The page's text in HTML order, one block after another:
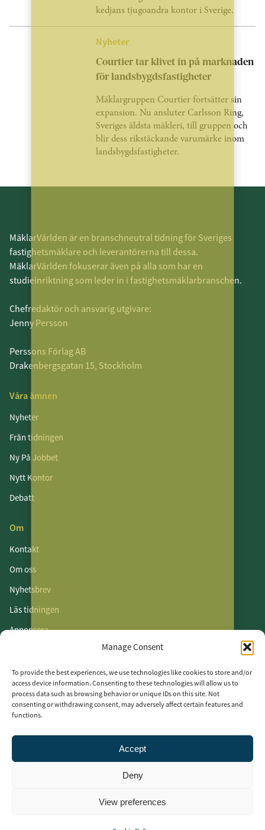
Manage Consent
To provide the best experiences, we use technologies like cookies to store and/or
access device information. Consenting to these technologies will allow us to
process data such as browsing behavior or unique IDs on this site. Not
consenting or withdrawing consent, may adversely affect certain features and
functions.
Accept
Deny
View preferences
kedjans tjugoandra kontor i Sverige.
Nyheter
Courtier tar klivet in på marknaden
för landsbygdsfastigheter
Mäklargruppen Courtier fortsätter sin
expansion. Nu ansluter Carlsson Ring,
Sveriges äldsta mäkleri, till gruppen och
blir dess rikstäckande varumärke inom
landsbygdsfastigheter.
MäklarVärlden är en branschneutral tidning för Sveriges
fastighetsmäklare och leverantörerna till dessa.
MäklarVärlden fokuserar även på alla som har en
studieinriktning som leder in i fastighetsmäklarbranschen.
Chefredaktör och ansvarig utgivare:
Jenny Persson
Perssons Förlag AB
Drakenbergsgatan 15, Stockholm
Våra ämnen
Nyheter
Från tidningen
Ny På Jobbet
Nytt Kontor
Debatt
Om
Kontakt
Om oss
Nyhetsbrev
Läs tidningen
Annonsera
Vår integritetspolicy
Följ oss
Facebook
Instagram
2025 MäklarVärldens – Perssons Förslag AB